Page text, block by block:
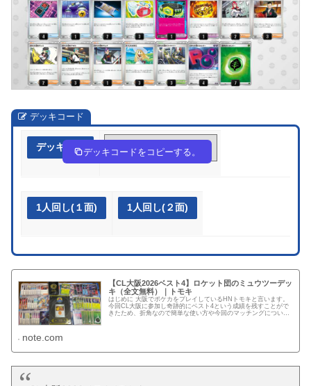
デッキコード
デッキ作成 NNHgQ9-C9C3Qx-nnnNnP
デッキコードをコピーする。
1人回し(１面) 1人回し(２面)
【CL大阪2026ベスト4】ロケット団のミュウツーデッ
キ（全文無料）｜トモキ
はじめに 大阪でポケカをプレイしているHNトモキと言います。
今回CL大阪に参加し奇跡的にベスト4という成績を残すことがで
きたため、折角なので簡単な使い方や今回のマッチングについて
note.com